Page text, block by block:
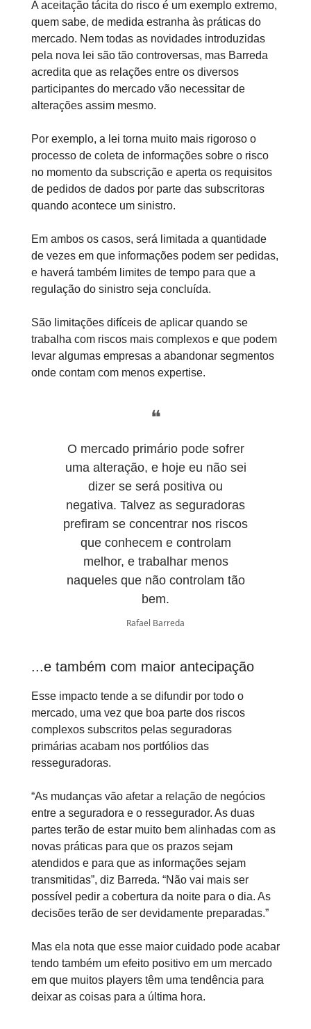
A aceitação tácita do risco é um exemplo extremo,
quem sabe, de medida estranha às práticas do
mercado. Nem todas as novidades introduzidas
pela nova lei são tão controversas, mas Barreda
acredita que as relações entre os diversos
participantes do mercado vão necessitar de
alterações assim mesmo.
Por exemplo, a lei torna muito mais rigoroso o
processo de coleta de informações sobre o risco
no momento da subscrição e aperta os requisitos
de pedidos de dados por parte das subscritoras
quando acontece um sinistro.
Em ambos os casos, será limitada a quantidade
de vezes em que informações podem ser pedidas,
e haverá também limites de tempo para que a
regulação do sinistro seja concluída.
São limitações difíceis de aplicar quando se
trabalha com riscos mais complexos e que podem
levar algumas empresas a abandonar segmentos
onde contam com menos expertise.
❝
O mercado primário pode sofrer
uma alteração, e hoje eu não sei
dizer se será positiva ou
negativa. Talvez as seguradoras
prefiram se concentrar nos riscos
que conhecem e controlam
melhor, e trabalhar menos
naqueles que não controlam tão
bem.
Rafael Barreda
...e também com maior antecipação
Esse impacto tende a se difundir por todo o
mercado, uma vez que boa parte dos riscos
complexos subscritos pelas seguradoras
primárias acabam nos portfólios das
resseguradoras.
“As mudanças vão afetar a relação de negócios
entre a seguradora e o ressegurador. As duas
partes terão de estar muito bem alinhadas com as
novas práticas para que os prazos sejam
atendidos e para que as informações sejam
transmitidas”, diz Barreda. “Não vai mais ser
possível pedir a cobertura da noite para o dia. As
decisões terão de ser devidamente preparadas.”
Mas ela nota que esse maior cuidado pode acabar
tendo também um efeito positivo em um mercado
em que muitos players têm uma tendência para
deixar as coisas para a última hora.